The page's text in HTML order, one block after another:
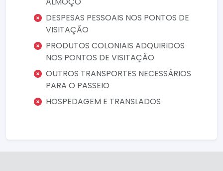
DESPESAS PESSOAIS NOS PONTOS DE
VISITAÇÃO
PRODUTOS COLONIAIS ADQUIRIDOS
NOS PONTOS DE VISITAÇÃO
OUTROS TRANSPORTES NECESSÁRIOS
PARA O PASSEIO
HOSPEDAGEM E TRANSLADOS